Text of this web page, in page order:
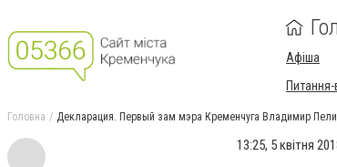
Афіша
Питання-
Головна Декларация. Первый зам мэра Кременчуга Владимир
13:25, 5 квітня